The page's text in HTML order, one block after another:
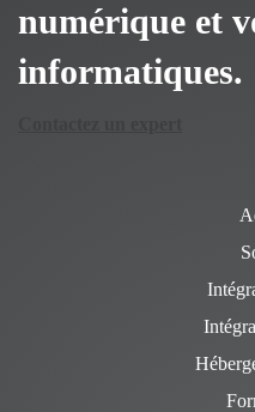
numérique et
informatiques.